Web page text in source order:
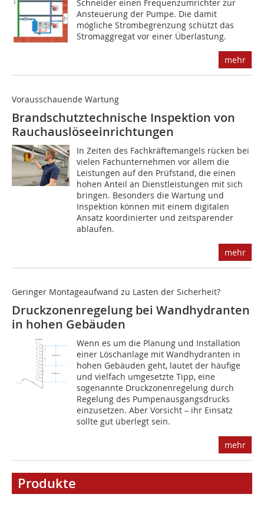
Schneider einen Frequenzumrichter zur
Ansteuerung der Pumpe. Die damit
mögliche Strombegrenzung schützt das
Stromaggregat vor einer Überlastung.
mehr
Vorausschauende Wartung
Brandschutztechnische Inspektion von
Rauchauslöseeinrichtungen
In Zeiten des Fachkräftemangels rücken bei
vielen Fachunternehmen vor allem die
Leistungen auf den Prüfstand, die einen
hohen Anteil an Dienstleistungen mit sich
bringen. Besonders die Wartung und
Inspektion können mit einem digitalen
Ansatz koordinierter und zeitsparender
ablaufen.
mehr
Geringer Montageaufwand zu Lasten der Sicherheit?
Druckzonenregelung bei Wandhydranten
in hohen Gebäuden
Wenn es um die Planung und Installation
einer Löschanlage mit Wandhydranten in
hohen Gebäuden geht, lautet der häufige
und vielfach umgesetzte Tipp, eine
sogenannte Druckzonenregelung durch
Regelung des Pumpenausgangsdrucks
einzusetzen. Aber Vorsicht – ihr Einsatz
sollte gut überlegt sein.
mehr
Produkte